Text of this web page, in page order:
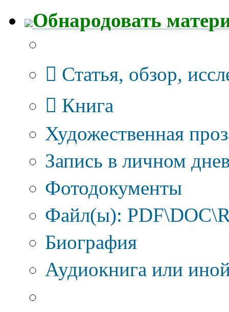
Обнародовать
Статья, обзор,
Книга
Художественная
Запись в личном
Фотодокументы
Файл(ы):
Биография
Аудиокнига или